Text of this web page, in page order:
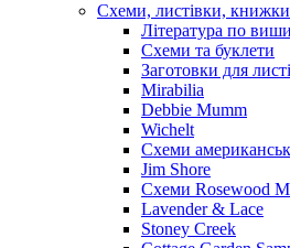
Схеми, листівки, книжки
Література по
Схеми та буклети
Заготовки для
Mirabilia
Debbie Mumm
Wichelt
Схеми
Jim Shore
Cхеми Rosewood
Lavender & Lace
Stoney Creek